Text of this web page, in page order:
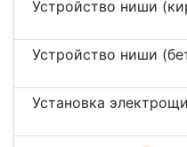
Устройство ниши
Устройство ниши
Установка